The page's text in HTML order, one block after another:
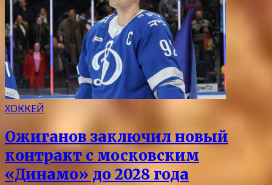
ХОККЕЙ
Ожиганов заключил новый
контракт с московским
«Динамо» до 2028 года